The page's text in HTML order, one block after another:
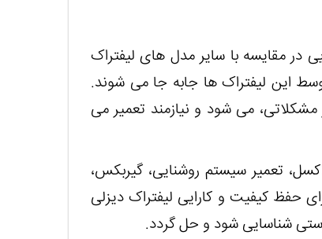
در مقایسه با سایر مدل های لیفتراک
این لیفتراک ها جابه جا می شوند.
مشکلاتی، می شود و نیازمند تعمیر می
تعمیر سیستم روشنایی، گیربکس،
حفظ کیفیت و کارایی لیفتراک دیزلی
شناسایی شود و حل گردد.